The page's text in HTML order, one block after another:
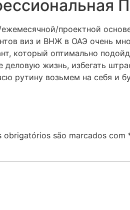
проектной
виз и ВНЖ в ОАЭ очень
который оптимально
жизнь, избегать
рутину возьмем на себя и
obrigatórios são marcados com